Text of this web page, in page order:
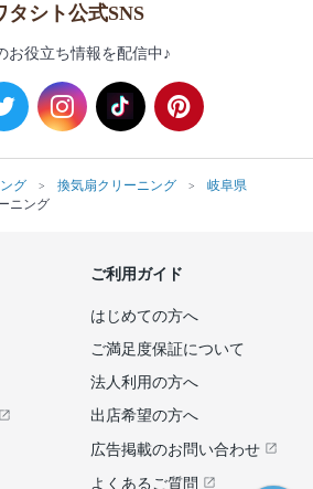
タシト公式SNS
お役立ち情報を配信中♪
グ 換気扇クリーニング
岐阜県
ニング
ご利用ガイド
はじめての方へ
ご満足度保証について
法人利用の方へ
出店希望の方へ
広告掲載のお問い合わせ
よくあるご質問